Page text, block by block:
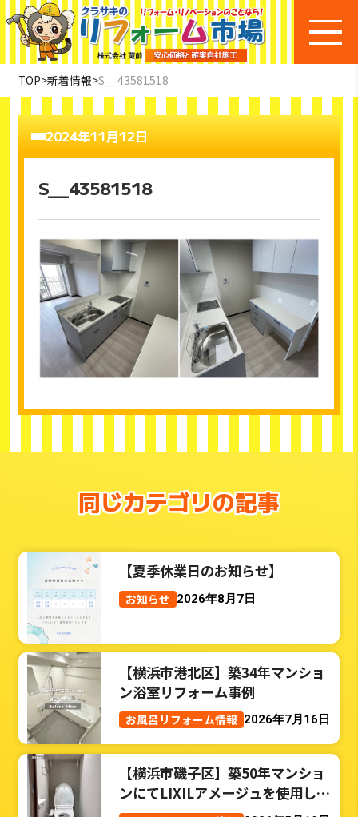
TOP>新着情報>S__43581518
2024年11月12日
S__43581518
同じカテゴリの記事
【夏季休業日のお知らせ】
お知らせ 2026年8月7日
【横浜市港北区】築34年マンショ
ン浴室リフォーム事例
お風呂リフォーム情報 2026年7月16日
【横浜市磯子区】築50年マンショ
ンにてLIXILアメージュを使用した
トイレリフォーム事例